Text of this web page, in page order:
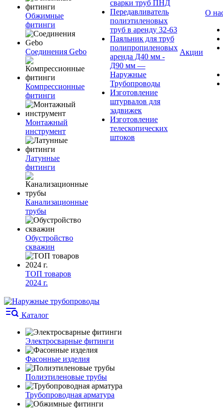
Обжимные
фитинги
Соединения Gebo
Компрессионные
фитинги
Монтажный
инструмент
Латунные
фитинги
Канализационные
трубы
Обустройство
скважин
ТОП товаров
2024 г.
сварки труб ПНД
Передавливатель
полиэтиленовых
труб в аренду 32-63
Паяльник для труб
полипропиленовых
аренда Д40 мм -
Д90 мм —
Наружные
Трубопроводы
Изготовление
штурвалов для
задвижек
Изготовление
телескопических
штоков
Акции
О
Каталог
Электросварные фитинги
Фасонные изделия
Полиэтиленовые трубы
Трубопроводная арматура